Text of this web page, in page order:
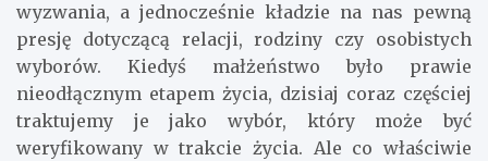
wyzwania, a jednocześnie kładzie na nas pewną
presję dotyczącą relacji, rodziny czy osobistych
wyborów. Kiedyś małżeństwo było prawie
nieodłącznym etapem życia, dzisiaj coraz częściej
traktujemy je jako wybór, który może być
weryfikowany w trakcie życia. Ale co właściwie